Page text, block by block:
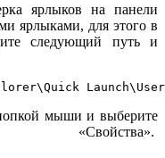
ярлыков на панели
ярлыками, для этого в
следующий путь и
мыши и выберите